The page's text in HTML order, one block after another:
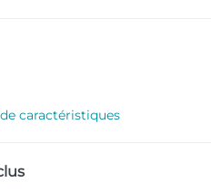
caractéristiques